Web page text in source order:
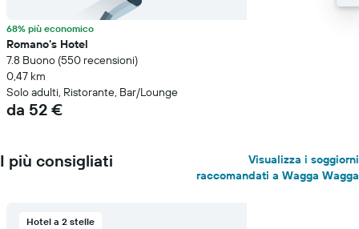
68% più economico
Romano's Hotel
7.8 Buono (550 recensioni)
0,47 km
Solo adulti, Ristorante, Bar/Lounge
da 52 €
I più consigliati
Visualizza i soggiorni
raccomandati a Wagga Wagga
Hotel a 2 stelle